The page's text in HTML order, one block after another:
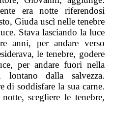
era notte riferendosi
Giuda uscì nelle tenebre
Stava lasciando la luce
anni, per andare verso
le tenebre, godere
per andare fuori nella
dalla salvezza.
di soddisfare la sua carne.
scegliere le tenebre,